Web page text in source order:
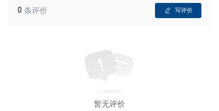
0 条评价 写评价
暂无评价